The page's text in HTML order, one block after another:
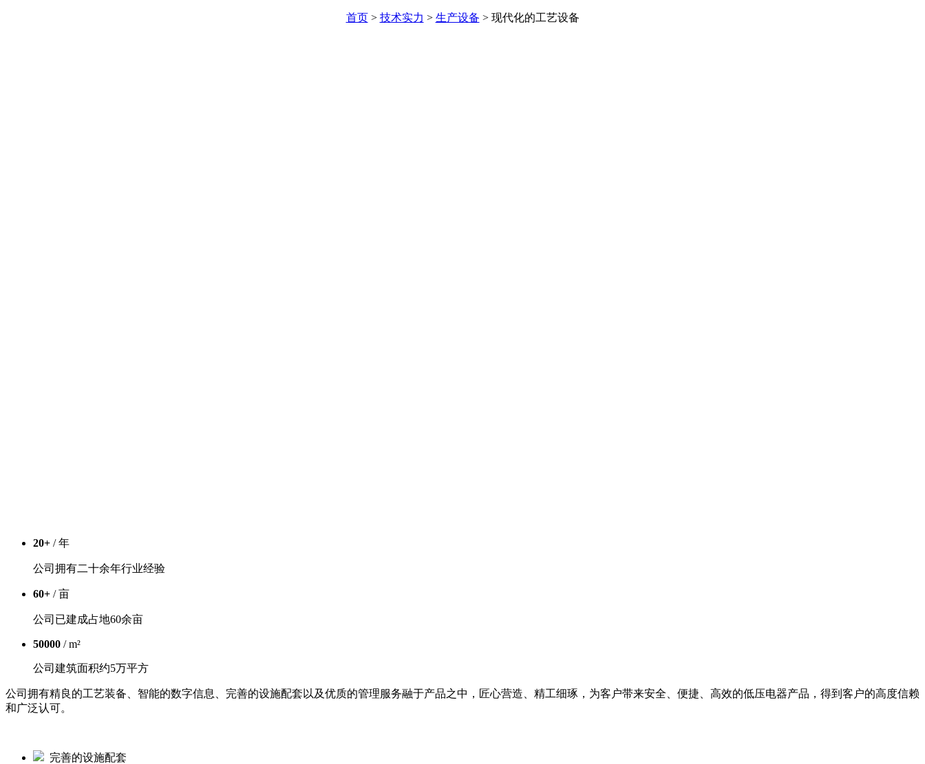
首页> 技术实力 > 生产设备 > 现代化的工艺设备
20+ / 年
公司拥有二十余年行业经验
60+ / 亩
公司已建成占地60余亩
50000 / m²
公司建筑面积约5万平方
公司拥有精良的工艺装备、智能的数字信息、完善的设施配套以及优质的管理服务融于产品之中，匠心营造、精工细琢，为客户带来安全、便捷、高效的低压电器产品，得到客户的高度信赖
和广泛认可。
完善的设施配套